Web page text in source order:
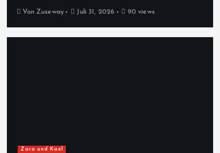
Von Zuseway Juli 31, 2026 90 views
Zara und Kael